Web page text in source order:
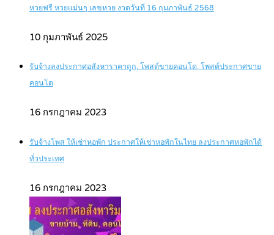
หวยฟรี หวยแม่นๆ เลขหวย งวดวันที่ 16 กุมภาพันธ์ 2568
10 กุมภาพันธ์ 2025
รับจ้างลงประกาศอสังหาราคาถูก, โพสต์ขายคอนโด, โพสต์ประกาศขาย
คอนโด
16 กรกฎาคม 2023
รับจ้างโพส ให้เช่าหอพัก ประกาศให้เช่าหอพักในไทย ลงประกาศหอพักได้
ทั่วประเทศ
16 กรกฎาคม 2023